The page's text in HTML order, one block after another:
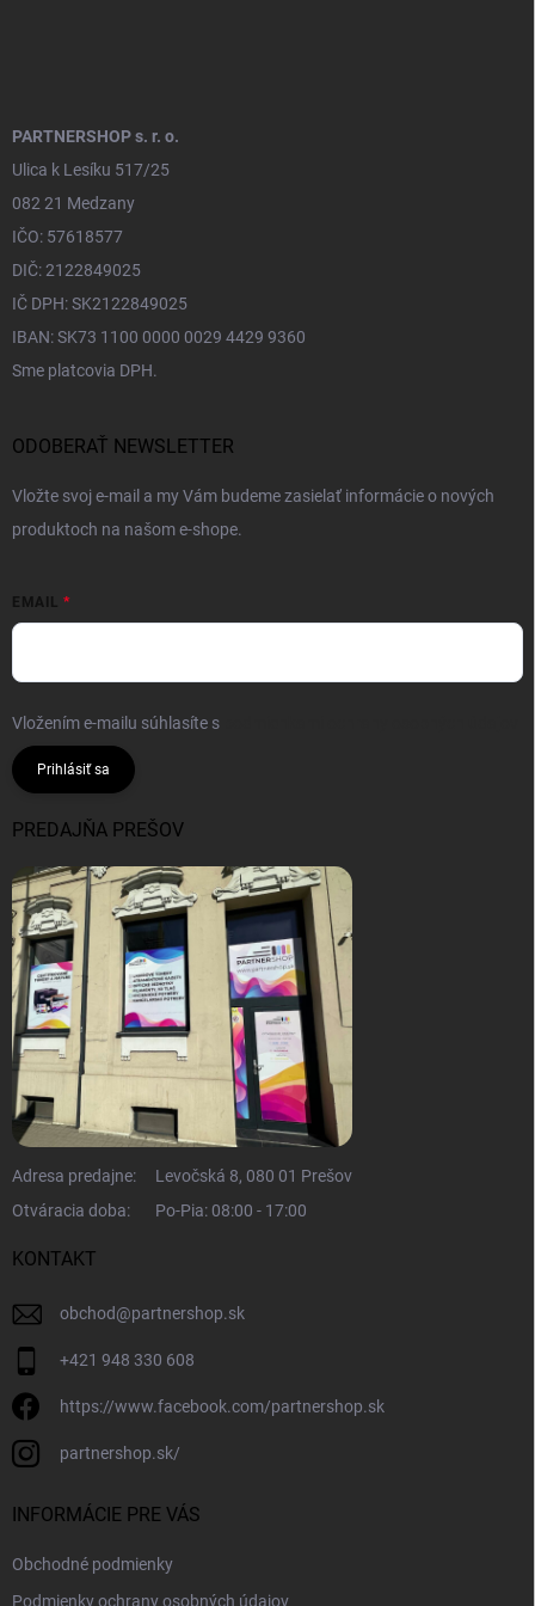
PARTNERSHOP s. r. o.
Ulica k Lesíku 517/25
082 21 Medzany
IČO: 57618577
DIČ: 2122849025
IČ DPH: SK2122849025
IBAN: SK73 1100 0000 0029 4429 9360
Sme platcovia DPH.
ODOBERAŤ NEWSLETTER
Vložte svoj e-mail a my Vám budeme zasielať informácie o nových
produktoch na našom e-shope.
EMAIL
Vložením e-mailu súhlasíte s
Prihlásiť sa
PREDAJŇA PREŠOV
Adresa predajne:
Levočská 8, 080 01 Prešov
Otváracia doba:
Po-Pia: 08:00 - 17:00
KONTAKT
obchod@partnershop.sk
+421 948 330 608
https://www.facebook.com/partnershop.sk
partnershop.sk/
INFORMÁCIE PRE VÁS
Obchodné podmienky
Podmienky ochrany osobných údajov